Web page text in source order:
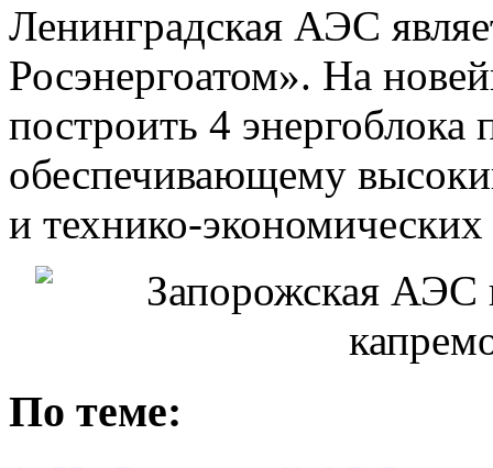
Ленинградская АЭС
Росэнергоатом». На
построить 4
обеспечивающему
и технико-экономических
По теме: